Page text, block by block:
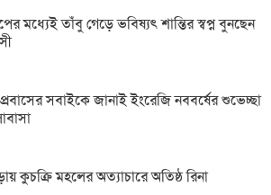
মধ্যেই তাঁবু গেড়ে ভবিষ্যৎ শান্তির স্বপ্ন বুনছেন
সবাইকে জানাই ইংরেজি নববর্ষের শুভেচ্ছা
কুচক্রি মহলের অত্যাচারে অতিষ্ঠ রিনা